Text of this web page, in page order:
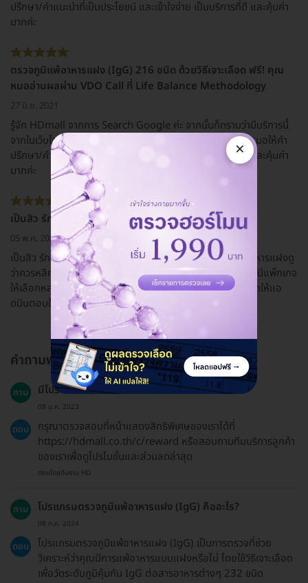
ปรึกษา/คำแนะนำที่เป็นประโยชน์ และเข้าใจง่าย เป็นบริการที่ดี และคุ้มค่า
มากค่ะ
ตรวจภูมิแพ้อาหารแฝง (IgG) 216 ชนิด ด้วยวิธีเจาะเลือด ฟรี! คุณ
หมออ่านผลผ่าน VDO Call ที่ Life Balance Methodology
27 มิ.ย. 2021
รู้จัก HDmall จากการ Search Google ค่ะ จากนั้นก็ทราบว่ามีบริการนี้
จากในเว็บไซต์ สำหรับเวลาที่ใช้ในการสนทนาเหมาะสมดีค่ะ คุณหมอให้คำ
ปรึกษา/คำแนะนำที่เป็นประโยชน์ และเข้าใจง่าย เป็นบริการที่ดี และคุ้มค่า
มากค่ะ
เป็นสิว รักษาไม่หาย เลยอยากลองตรวจดูค่ะ
05 พ.ค. 2021
เป็นสิว รักษายังไงก็ไม่หายสักที ก็เลยอยากลองตรวจภูมิแพ้อาหารแฝงดู
ว่าควรหลีกเลี่ยงอะไรบ้างในการทานอาหาร แล้วทาง HDmall ก็มีแพ็กเกจ
ให้เลือกหลากหลาย เพิ่งได้รู้จักและใช้บริการผ่านทางนี้ และอยากให้แอ
ดมินตอบให้เร็วกว่านี้นิดนึงนะคะ ^^
คำถามพบบ่อย
ถาม มีโปรโมชั่นหรือโค้ดส่วนลดให้หรือไม่?
08 ม.ค. 2023
ตอบ
กรุณาตรวจสอบที่หน้าแสดงสิทธิพิเศษของเราได้ที่
https://hdmall.co.th/c/reward หรือสอบถามทีมบริการลูกค้า
ของเราเพื่อดูโปรโมชั่นและส่วนลดล่าสุด
ตอบโดยทีมงาน HD
ถาม โปรแกรมตรวจภูมิแพ้อาหารแฝง (IgG) คืออะไร?
08 ก.ค. 2024
ตอบ
โปรแกรมตรวจภูมิแพ้อาหารแฝง (IgG) เป็นการตรวจที่ช่วย
วิเคราะห์ว่าคุณมีการแพ้อาหารแบบแฝงหรือไม่ โดยใช้วิธีเจาะเลือด
เพื่อวัดระดับภูมิคุ้มกัน IgG ต่อสารอาหารต่างๆ 232 ชนิด
×